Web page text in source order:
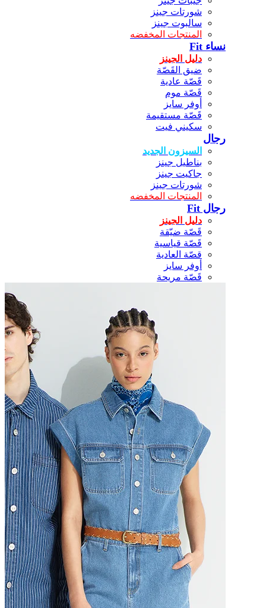
شورتات جينز
سالبوت جينز
المنتجات المخفضه
نساء Fit
دليل الجينز
ضيق القَصّة
قَصّة عادية
قَصّة موم
أوفر سايز
قَصّة مستقيمة
سكيني فيت
رجال
السيزون الجديد
بناطيل جينز
جاكيت جينز
شورتات جينز
المنتجات المخفضه
رجال Fit
دليل الجينز
قَصّة ضيّقة
قَصّة قياسية
قصّة العادية
أوفر سايز
قَصّة مريحة